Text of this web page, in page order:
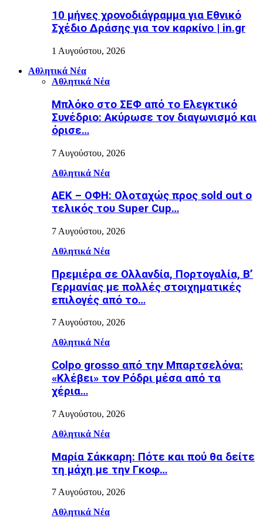
10 μήνες χρονοδιάγραμμα για Εθνικό
Σχέδιο Δράσης για τον καρκίνο | in.gr
1 Αυγούστου, 2026
Αθλητικά Νέα
Αθλητικά Νέα
Μπλόκο στο ΣΕΦ από το Ελεγκτικό
Συνέδριο: Ακύρωσε τον διαγωνισμό και
όρισε…
7 Αυγούστου, 2026
Αθλητικά Νέα
ΑΕΚ – ΟΦΗ: Ολοταχώς προς sold out ο
τελικός του Super Cup…
7 Αυγούστου, 2026
Αθλητικά Νέα
Πρεμιέρα σε Ολλανδία, Πορτογαλία, Β’
Γερμανίας με πολλές στοιχηματικές
επιλογές από το…
7 Αυγούστου, 2026
Αθλητικά Νέα
Colpo grosso από την Μπαρτσελόνα:
«Κλέβει» τον Ρόδρι μέσα από τα
χέρια…
7 Αυγούστου, 2026
Αθλητικά Νέα
Μαρία Σάκκαρη: Πότε και πού θα δείτε
τη μάχη με την Γκοφ…
7 Αυγούστου, 2026
Αθλητικά Νέα